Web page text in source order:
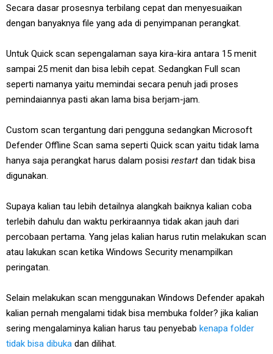
Secara dasar prosesnya terbilang cepat dan menyesuaikan
dengan banyaknya file yang ada di penyimpanan perangkat.
Untuk Quick scan sepengalaman saya kira-kira antara 15 menit
sampai 25 menit dan bisa lebih cepat. Sedangkan Full scan
seperti namanya yaitu memindai secara penuh jadi proses
pemindaiannya pasti akan lama bisa berjam-jam.
Custom scan tergantung dari pengguna sedangkan Microsoft
Defender Offline Scan sama seperti Quick scan yaitu tidak lama
hanya saja perangkat harus dalam posisi restart dan tidak bisa
digunakan.
Supaya kalian tau lebih detailnya alangkah baiknya kalian coba
terlebih dahulu dan waktu perkiraannya tidak akan jauh dari
percobaan pertama. Yang jelas kalian harus rutin melakukan scan
atau lakukan scan ketika Windows Security menampilkan
peringatan.
Selain melakukan scan menggunakan Windows Defender apakah
kalian pernah mengalami tidak bisa membuka folder? jika kalian
sering mengalaminya kalian harus tau penyebab kenapa folder
tidak bisa dibuka dan dilihat.